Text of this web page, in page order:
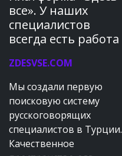
все». У наших
специалистов
всегда есть работа
ZDESVSE.COM
Мы создали первую
поисковую систему
русскоговорящих
специалистов в Турции.
Качественное